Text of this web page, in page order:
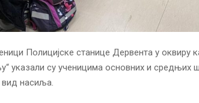
Полицијске станице Дервента у
указали су ученицима основних и средњих
вид насиља.